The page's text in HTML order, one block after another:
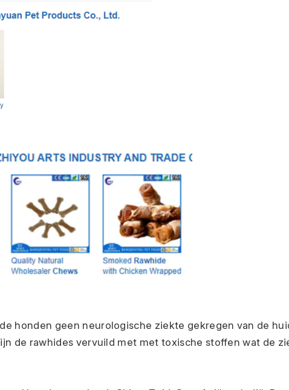
honden geen neurologische ziekte gekregen van de
de rawhides vervuild met met toxische stoffen wat de